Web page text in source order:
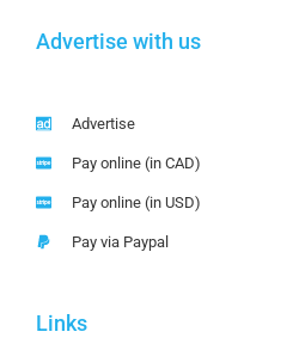
Advertise with us
Advertise
Pay online (in CAD)
Pay online (in USD)
Pay via Paypal
Links